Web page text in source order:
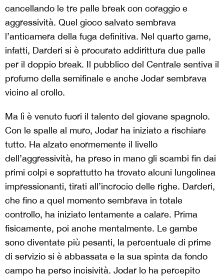
cancellando le tre palle break con coraggio e
aggressività. Quel gioco salvato sembrava
l’anticamera della fuga definitiva. Nel quarto game,
infatti, Darderi si è procurato addirittura due palle
per il doppio break. Il pubblico del Centrale sentiva il
profumo della semifinale e anche Jodar sembrava
vicino al crollo.
Ma lì è venuto fuori il talento del giovane spagnolo.
Con le spalle al muro, Jodar ha iniziato a rischiare
tutto. Ha alzato enormemente il livello
dell’aggressività, ha preso in mano gli scambi fin dai
primi colpi e soprattutto ha trovato alcuni lungolinea
impressionanti, tirati all’incrocio delle righe. Darderi,
che fino a quel momento sembrava in totale
controllo, ha iniziato lentamente a calare. Prima
fisicamente, poi anche mentalmente. Le gambe
sono diventate più pesanti, la percentuale di prime
di servizio si è abbassata e la sua spinta da fondo
campo ha perso incisività. Jodar lo ha percepito